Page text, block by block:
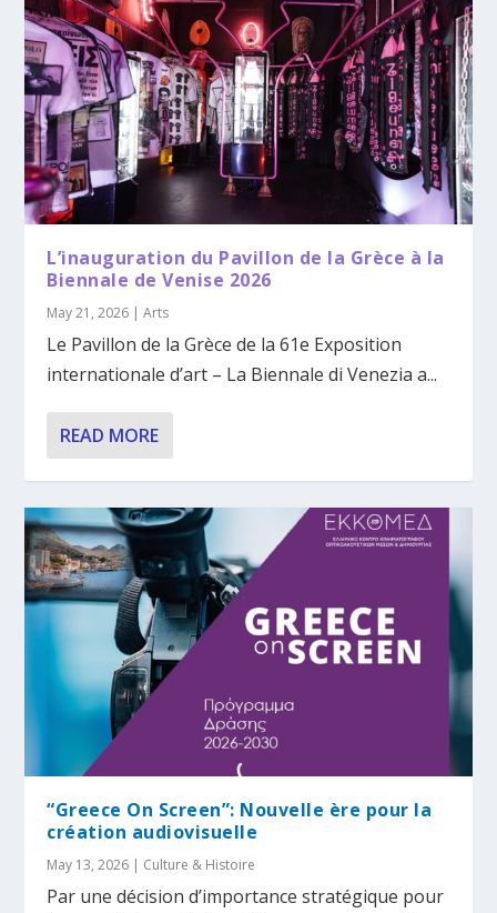
L’inauguration du Pavillon de la Grèce à la
Biennale de Venise 2026
May 21, 2026 |Arts
Le Pavillon de la Grèce de la 61e Exposition
internationale d’art – La Biennale di Venezia a...
READ MORE
“Greece On Screen”: Nouvelle ère pour la
création audiovisuelle
May 13, 2026 | Culture & Histoire
Par une décision d’importance stratégique pour